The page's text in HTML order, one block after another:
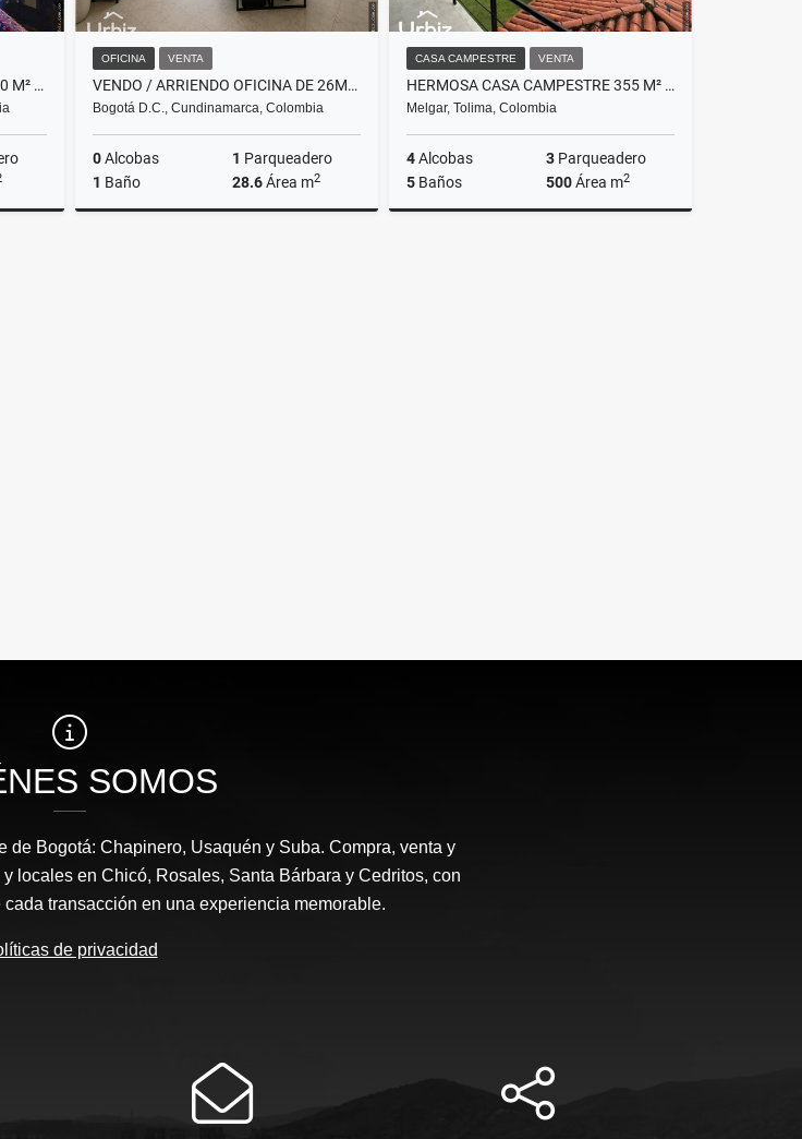
VENTA DE APARTAMENTO DE 410 M² CON 65 M² DE TERRAZAS EN BOSQUE MEDINA
OFICINA VENTA
VENDO / ARRIENDO OFICINA DE 26M² EN CHICO NORTE 98 CON 15
Bogotá D.C., Cundinamarca, Colombia
0Alcobas 1 Parqueadero
1 Baño 28.6Área m2
CASA CAMPESTRE VENTA
HERMOSA CASA CAMPESTRE 355 M² EN VERDESOL, MELGAR
Melgar, Tolima, Colombia
4Alcobas 3 Parqueadero
5 Baños 500Área m2
SOMOS
de Bogotá: Chapinero, Usaquén y Suba. Compra, venta y
locales en Chicó, Rosales, Santa Bárbara y Cedritos, con
transacción en una experiencia memorable.
de privacidad